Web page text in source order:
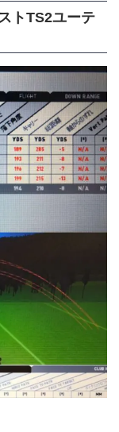
トTS2ユーテ